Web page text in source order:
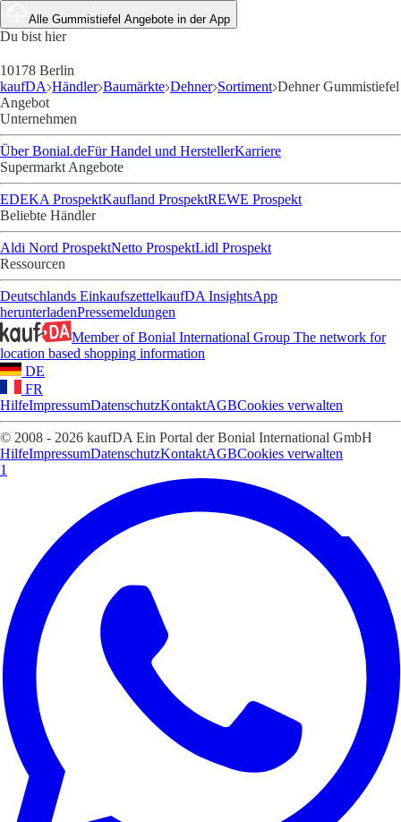
Alle Gummistiefel Angebote in der App
Du bist hier
10178 Berlin
kaufDA Händler Baumärkte Dehner Sortiment Dehner Gummistiefel
Angebot
Unternehmen
Über Bonial.deFür Handel und HerstellerKarriere
Supermarkt Angebote
EDEKA ProspektKaufland ProspektREWE Prospekt
Beliebte Händler
Aldi Nord ProspektNetto ProspektLidl Prospekt
Ressourcen
Deutschlands EinkaufszettelkaufDA InsightsApp
herunterladenPressemeldungen
Member of Bonial International Group The network for
location based shopping information
DE
FR
HilfeImpressumDatenschutzKontaktAGBCookies verwalten
© 2008 - 2026 kaufDA Ein Portal der Bonial International GmbH
HilfeImpressumDatenschutzKontaktAGBCookies verwalten
1